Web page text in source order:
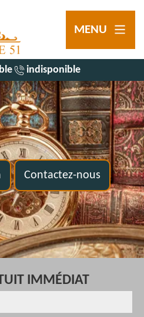
MENU
indisponible
Contactez-nous
IMMÉDIAT